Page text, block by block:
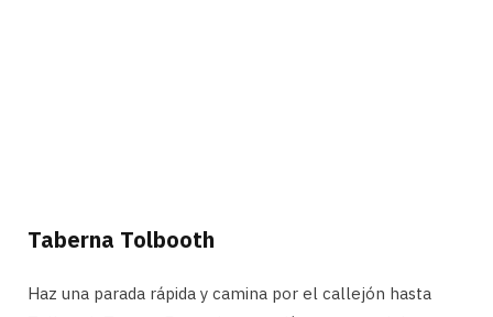
Taberna Tolbooth
Haz una parada rápida y camina por el callejón hasta